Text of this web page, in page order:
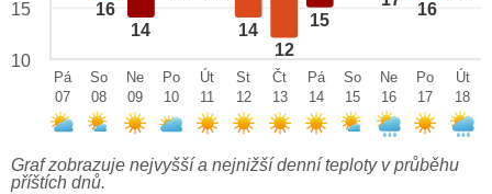
16
14 14
12
15
16
15
10
Pá
07
So
08
Ne
09
Po
10
Út
11
St
12
Čt
13
Pá
14
So
15
Ne
16
Po
17
Út
18
Graf zobrazuje nejvyšší a nejnižší denní teploty v průběhu
příštích dnů.